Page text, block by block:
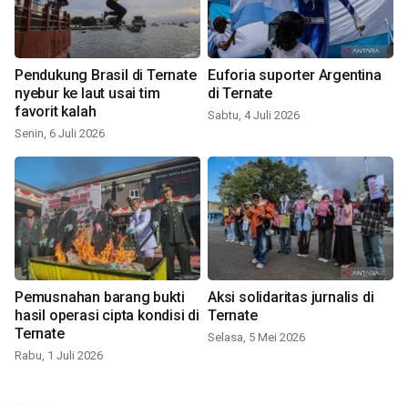
Pendukung Brasil di Ternate
nyebur ke laut usai tim
favorit kalah
Senin, 6 Juli 2026
Euforia suporter Argentina
di Ternate
Sabtu, 4 Juli 2026
Pemusnahan barang bukti
hasil operasi cipta kondisi di
Ternate
Rabu, 1 Juli 2026
Aksi solidaritas jurnalis di
Ternate
Selasa, 5 Mei 2026